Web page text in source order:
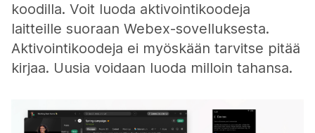
koodilla. Voit luoda aktivointikoodeja
laitteille suoraan Webex-sovelluksesta.
Aktivointikoodeja ei myöskään tarvitse pitää
kirjaa. Uusia voidaan luoda milloin tahansa.